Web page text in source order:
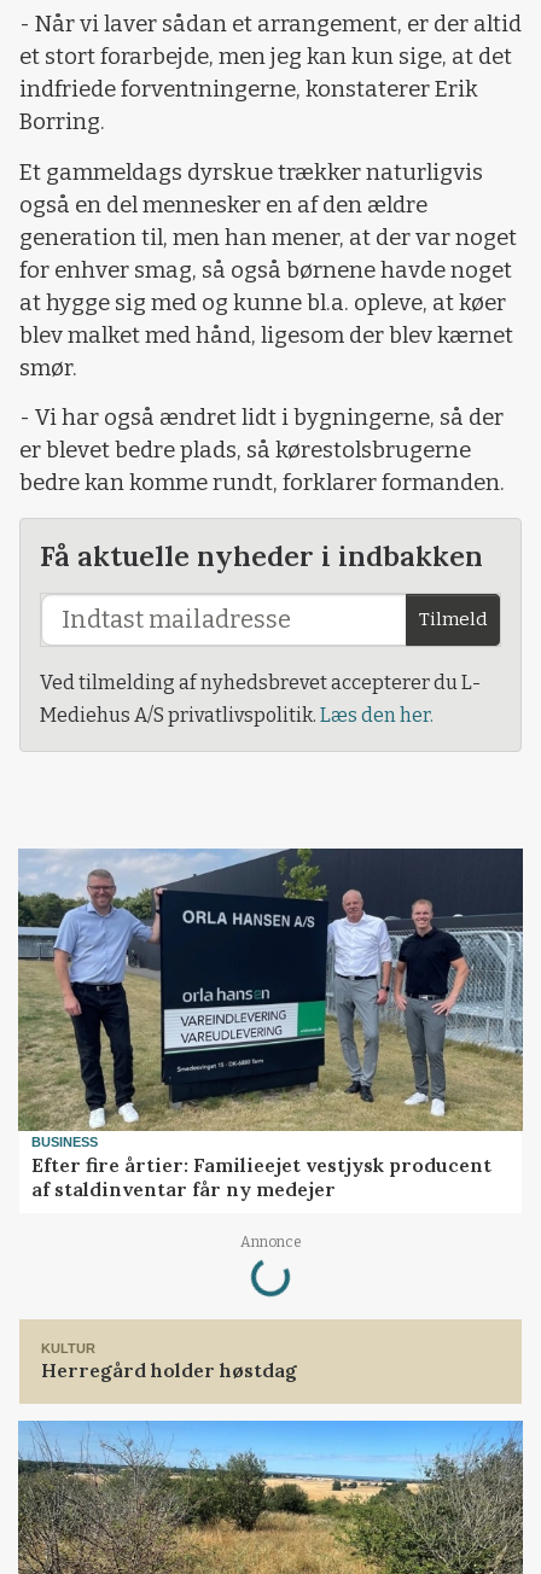
- Når vi laver sådan et arrangement, er der altid
et stort forarbejde, men jeg kan kun sige, at det
indfriede forventningerne, konstaterer Erik
Borring.
Et gammeldags dyrskue trækker naturligvis
også en del mennesker en af den ældre
generation til, men han mener, at der var noget
for enhver smag, så også børnene havde noget
at hygge sig med og kunne bl.a. opleve, at køer
blev malket med hånd, ligesom der blev kærnet
smør.
- Vi har også ændret lidt i bygningerne, så der
er blevet bedre plads, så kørestolsbrugerne
bedre kan komme rundt, forklarer formanden.
Få aktuelle nyheder i indbakken
Tilmeld
Ved tilmelding af nyhedsbrevet accepterer du L-
Mediehus A/S privatlivspolitik. Læs den her.
BUSINESS
Efter fire årtier: Familieejet vestjysk producent
af staldinventar får ny medejer
Annonce
Loading...
KULTUR
Herregård holder høstdag